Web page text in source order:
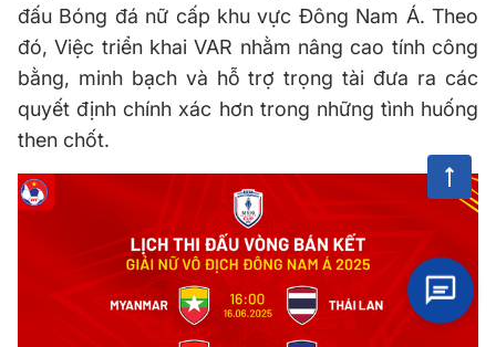
đấu Bóng đá nữ cấp khu vực Đông Nam Á. Theo
đó, Việc triển khai VAR nhằm nâng cao tính công
bằng, minh bạch và hỗ trợ trọng tài đưa ra các
quyết định chính xác hơn trong những tình huống
then chốt.